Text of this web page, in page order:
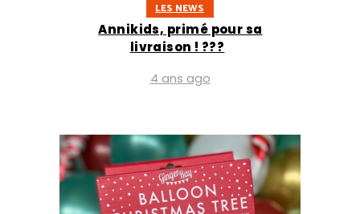
LES NEWS
Annikids, primé pour sa
livraison ! ???
4 ans ago